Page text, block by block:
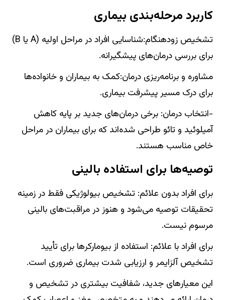
کاربرد مرحله‌بندی بیماری
تشخیص زودهنگام:شناسایی افراد در مراحل اولیه (A یا B)
برای بررسی درمان‌های پیشگیرانه.
مشاوره و برنامه‌ریزی درمان:کمک به بیماران و خانواده‌ها
برای درک مسیر پیشرفت بیماری.
-انتخاب درمان: برخی درمان‌های جدید بر پایه کاهش
آمیلوئید و تائو طراحی شده‌اند که برای بیماران در مراحل
خاص مناسب هستند.
توصیه‌ها برای استفاده بالینی
برای افراد بدون علائم: تشخیص بیولوژیکی فقط در زمینه
تحقیقات توصیه می‌شود و هنوز در مراقبت‌های بالینی
مرسوم نیست.
برای افراد با علائم: استفاده از بیومارکرها برای تأیید
تشخیص آلزایمر و ارزیابی شدت بیماری ضروری است.
این معیارهای جدید، شفافیت بیشتری در تشخیص و